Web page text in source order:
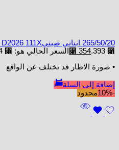
265/50/20 ابتاني صينيD2026 111X
⃁ 393.
⃁ 354 السعر الحالي هو: ⃁ 354.
• صورة الاطار قد تختلف عن الواقع
إضافة إلى السلة
-10%
محدود